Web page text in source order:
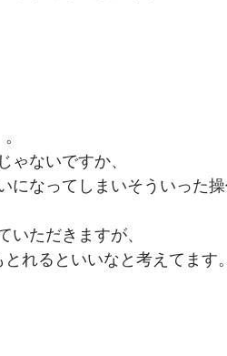
ゃないですか、
になってしまいそういった
いただきますが、
れるといいなと考えてます